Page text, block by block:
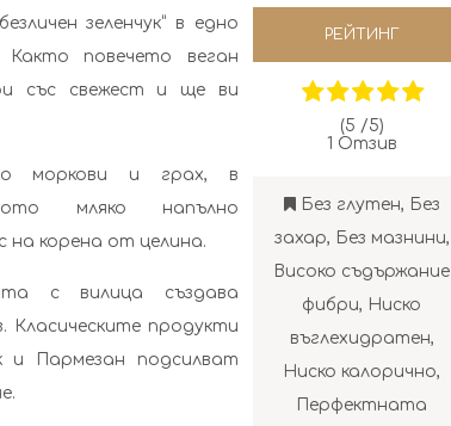
зеленчук“ в едно
повечето веган
със свежест и ще ви
моркови и грах, в
мляко напълно
на корена от целина.
с вилица създава
Класическите продукти
и Пармезан подсилват
РЕЙТИНГ
(5 /5)
1 Отзив
Без глутен, Без
захар, Без мазнини,
Високо съдържание
фибри, Ниско
въглехидратен,
Ниско калорично,
Перфектната